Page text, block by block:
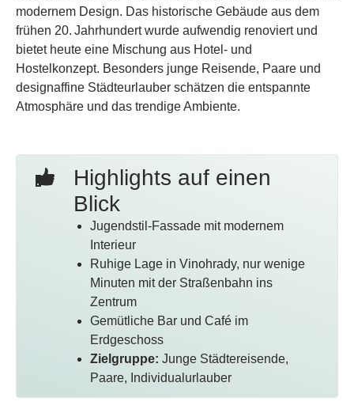
modernem Design. Das historische Gebäude aus dem
frühen 20. Jahrhundert wurde aufwendig renoviert und
bietet heute eine Mischung aus Hotel- und
Hostelkonzept. Besonders junge Reisende, Paare und
designaffine Städteurlauber schätzen die entspannte
Atmosphäre und das trendige Ambiente.
Highlights auf einen
Blick
Jugendstil-Fassade mit modernem
Interieur
Ruhige Lage in Vinohrady, nur wenige
Minuten mit der Straßenbahn ins
Zentrum
Gemütliche Bar und Café im
Erdgeschoss
Zielgruppe: Junge Städtereisende,
Paare, Individualurlauber